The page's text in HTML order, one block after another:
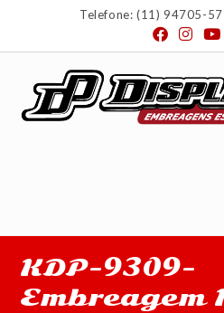
Telefone: (11) 94705-
KDP-9309-
Embreagem